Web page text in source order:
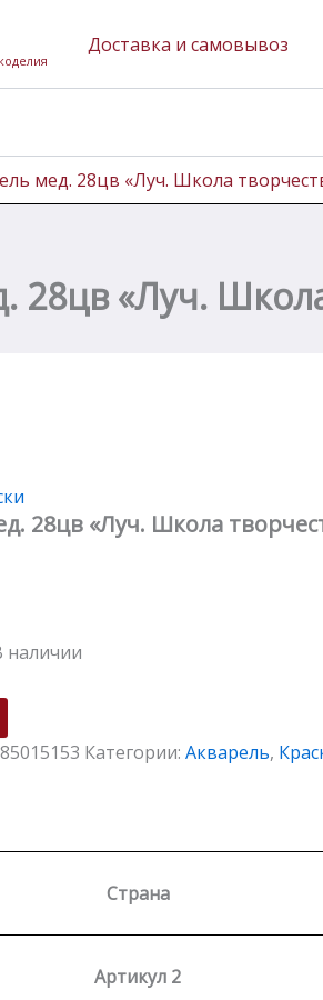
Доставка и самовывоз
мед. 28цв «Луч. Школа
28цв «Луч.
28цв «Луч. Школа
наличии
Категории: Акварель,
Страна
Артикул 2